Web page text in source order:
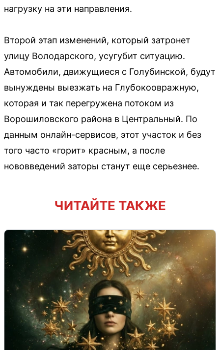
нагрузку на эти направления.
Второй этап изменений, который затронет
улицу Володарского, усугубит ситуацию.
Автомобили, движущиеся с Голубинской, будут
вынуждены выезжать на Глубокоовражную,
которая и так перегружена потоком из
Ворошиловского района в Центральный. По
данным онлайн-сервисов, этот участок и без
того часто «горит» красным, а после
нововведений заторы станут еще серьезнее.
ЧИТАЙТЕ ТАКЖЕ